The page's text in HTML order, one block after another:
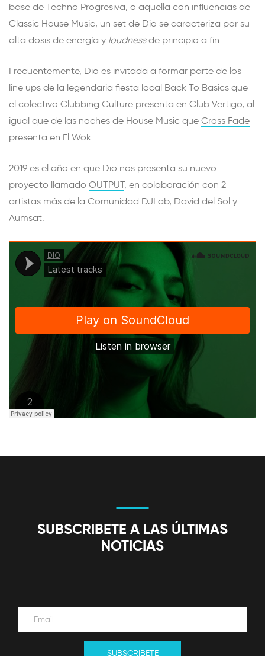
base de Techno Progresiva, o aquella con influencias de
Classic House Music, un set de Dio se caracteriza por su
alta dosis de energía y loudnessde principio a fin.
Frecuentemente, Dio es invitada a formar parte de los
line ups de la legendaria fiesta local Back To Basics que
el colectivo Clubbing Culture presenta en Club Vertigo, al
igual que de las noches de House Music que Cross Fade
presenta en El Wok.
2019 es el año en que Dio nos presenta su nuevo
proyecto llamado OUTPUT, en colaboración con 2
artistas más de la Comunidad DJLab, David del Sol y
Aumsat.
SUBSCRIBETE A LAS ÚLTIMAS
NOTICIAS
SUBSCRIBETE